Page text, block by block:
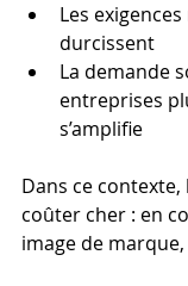
Les
durcissent
La demande
entreprises
s’amplifie
Dans ce contexte,
coûter cher : en
image de